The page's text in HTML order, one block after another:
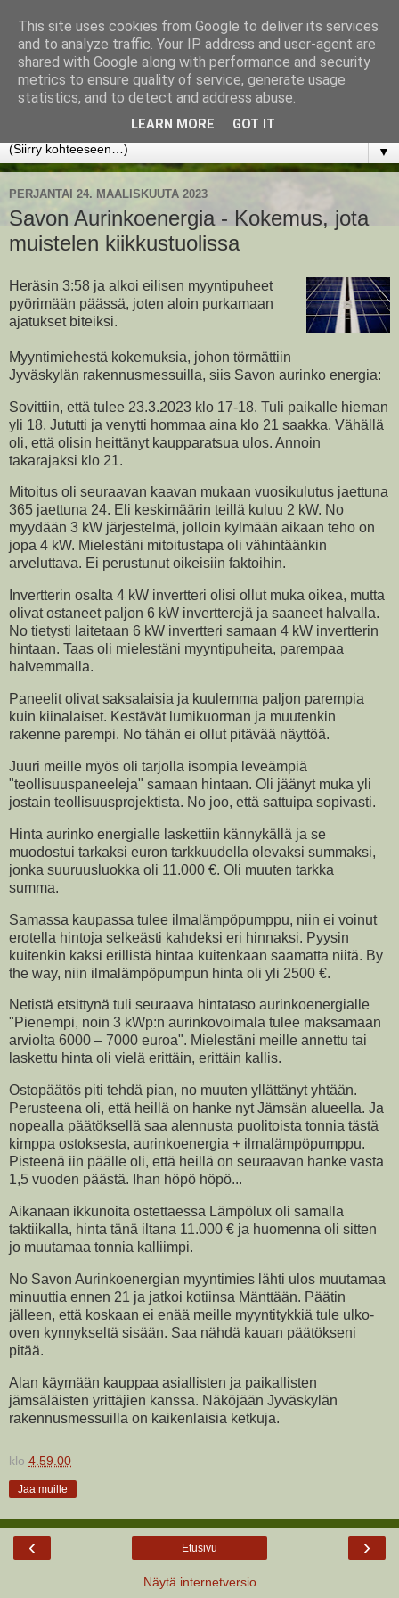
www.jyrkikokko.fi
Uusi Suunta - Jokainen hetki tarjoaa tilaisuuden muuttaa
▼
PERJANTAI 24. MAALISKUUTA 2023
Savon Aurinkoenergia - Kokemus, jota
muistelen kiikkustuolissa
Heräsin 3:58 ja alkoi eilisen myyntipuheet
pyörimään päässä, joten aloin purkamaan
ajatukset biteiksi.
Myyntimiehestä kokemuksia, johon törmättiin
Jyväskylän rakennusmessuilla, siis Savon aurinko energia:
Sovittiin, että tulee 23.3.2023 klo 17-18. Tuli paikalle hieman
yli 18. Jututti ja venytti hommaa aina klo 21 saakka. Vähällä
oli, että olisin heittänyt kaupparatsua ulos. Annoin
takarajaksi klo 21.
Mitoitus oli seuraavan kaavan mukaan vuosikulutus jaettuna
365 jaettuna 24. Eli keskimäärin teillä kuluu 2 kW. No
myydään 3 kW järjestelmä, jolloin kylmään aikaan teho on
jopa 4 kW. Mielestäni mitoitustapa oli vähintäänkin
arveluttava. Ei perustunut oikeisiin faktoihin.
Invertterin osalta 4 kW invertteri olisi ollut muka oikea, mutta
olivat ostaneet paljon 6 kW invertterejä ja saaneet halvalla.
No tietysti laitetaan 6 kW invertteri samaan 4 kW invertterin
hintaan. Taas oli mielestäni myyntipuheita, parempaa
halvemmalla.
Paneelit olivat saksalaisia ja kuulemma paljon parempia
kuin kiinalaiset. Kestävät lumikuorman ja muutenkin
rakenne parempi. No tähän ei ollut pitävää näyttöä.
Juuri meille myös oli tarjolla isompia leveämpiä
"teollisuuspaneeleja" samaan hintaan. Oli jäänyt muka yli
jostain teollisuusprojektista. No joo, että sattuipa sopivasti.
Hinta aurinko energialle laskettiin kännykällä ja se
muodostui tarkaksi euron tarkkuudella olevaksi summaksi,
jonka suuruusluokka oli 11.000 €. Oli muuten tarkka
summa.
Samassa kaupassa tulee ilmalämpöpumppu, niin ei voinut
erotella hintoja selkeästi kahdeksi eri hinnaksi. Pyysin
kuitenkin kaksi erillistä hintaa kuitenkaan saamatta niitä. By
the way, niin ilmalämpöpumpun hinta oli yli 2500 €.
Netistä etsittynä tuli seuraava hintataso aurinkoenergialle
"Pienempi, noin 3 kWp:n aurinkovoimala tulee maksamaan
arviolta 6000 – 7000 euroa". Mielestäni meille annettu tai
laskettu hinta oli vielä erittäin, erittäin kallis.
Ostopäätös piti tehdä pian, no muuten yllättänyt yhtään.
Perusteena oli, että heillä on hanke nyt Jämsän alueella. Ja
nopealla päätöksellä saa alennusta puolitoista tonnia tästä
kimppa ostoksesta, aurinkoenergia + ilmalämpöpumppu.
Pisteenä iin päälle oli, että heillä on seuraavan hanke vasta
1,5 vuoden päästä. Ihan höpö höpö...
Aikanaan ikkunoita ostettaessa Lämpölux oli samalla
taktiikalla, hinta tänä iltana 11.000 € ja huomenna oli sitten
jo muutamaa tonnia kalliimpi.
No Savon Aurinkoenergian myyntimies lähti ulos muutamaa
minuuttia ennen 21 ja jatkoi kotiinsa Mänttään. Päätin
jälleen, että koskaan ei enää meille myyntitykkiä tule ulko-
oven kynnykseltä sisään. Saa nähdä kauan päätökseni
pitää.
Alan käymään kauppaa asiallisten ja paikallisten
jämsäläisten yrittäjien kanssa. Näköjään Jyväskylän
rakennusmessuilla on kaikenlaisia ketkuja.
klo 4.59.00
Jaa muille
‹ ›
Etusivu
Näytä internetversio
This site uses cookies from Google to deliver its services
and to analyze traffic. Your IP address and user-agent are
shared with Google along with performance and security
metrics to ensure quality of service, generate usage
statistics, and to detect and address abuse.
LEARN MORE GOT IT